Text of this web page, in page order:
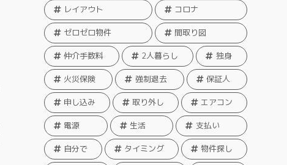
レイアウト コロナ
ゼロゼロ物件 間取り図
仲介手数料 2人暮らし 独身
火災保険 強制退去 保証人
申し込み 取り外し エアコン
電源 生活 支払い
自分で タイミング 物件探し